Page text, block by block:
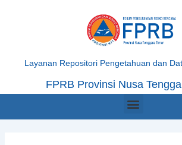
Layanan Repositori Pengetahuan dan
FPRB Provinsi Nusa
Menu